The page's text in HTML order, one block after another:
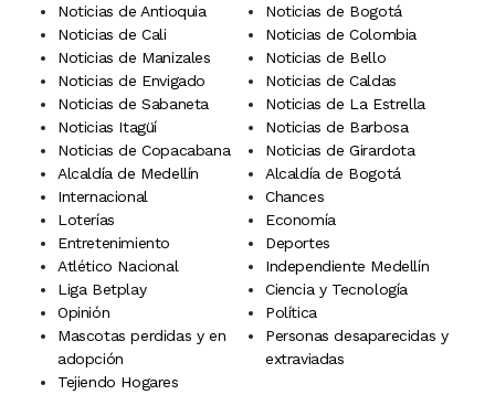
Noticias de Antioquia
Noticias de Bogotá
Noticias de Cali
Noticias de Colombia
Noticias de Manizales
Noticias de Bello
Noticias de Envigado
Noticias de Caldas
Noticias de Sabaneta
Noticias de La Estrella
Noticias Itagüí
Noticias de Barbosa
Noticias de Copacabana
Noticias de Girardota
Alcaldía de Medellín
Alcaldía de Bogotá
Internacional
Chances
Loterías
Economía
Entretenimiento
Deportes
Atlético Nacional
Independiente Medellín
Liga Betplay
Ciencia y Tecnología
Opinión
Política
Mascotas perdidas y en
adopción
Personas desaparecidas y
extraviadas
Tejiendo Hogares